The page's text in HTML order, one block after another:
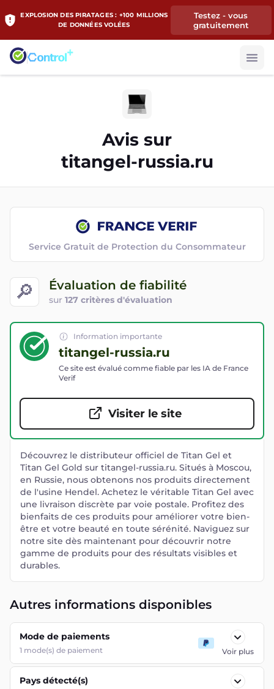
EXPLOSION DES PIRATAGES : +100 MILLIONS
DE DONNÉES VOLÉES
Testez - vous
gratuitement
Avis sur
titangel-russia.ru
🔎 Évaluation de fiabilité
sur 127 critères d'évaluation
Service Gratuit de Protection du Consommateur
Information importante
titangel-russia.ru
Ce site est évalué comme fiable par les IA de France
Verif
Visiter le site
Découvrez le distributeur officiel de Titan Gel et
Titan Gel Gold sur titangel-russia.ru. Situés à Moscou,
en Russie, nous obtenons nos produits directement
de l'usine Hendel. Achetez le véritable Titan Gel avec
une livraison discrète par voie postale. Profitez des
bienfaits de ces produits pour améliorer votre bien-
être et votre beauté en toute sérénité. Naviguez sur
notre site dès maintenant pour découvrir notre
gamme de produits pour des résultats visibles et
durables.
Autres informations disponibles
Mode de paiements
1 mode(s) de paiement Voir plus
Pays détecté(s)